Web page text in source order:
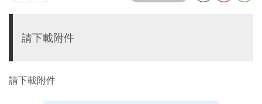
請下載附件
請下載附件